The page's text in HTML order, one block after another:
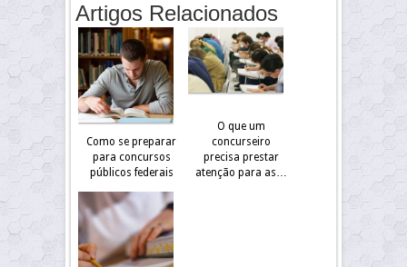
Artigos Relacionados
Como se preparar
para concursos
públicos federais
O que um
concurseiro
precisa prestar
atenção para as…